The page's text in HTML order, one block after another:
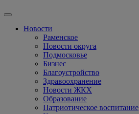
Новости
Раменское
Новости округа
Подмосковье
Бизнес
Благоустройство
Здравоохранение
Новости ЖКХ
Образование
Патриотическое воспитание